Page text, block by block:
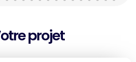
projet